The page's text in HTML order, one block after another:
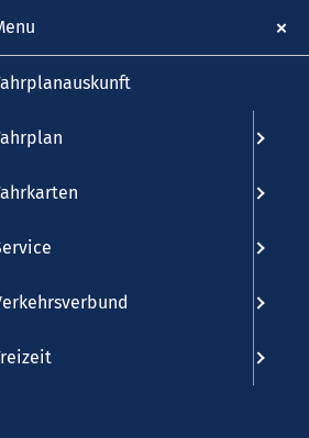
Fahrplanauskunft überregional
überregional
weg sein?